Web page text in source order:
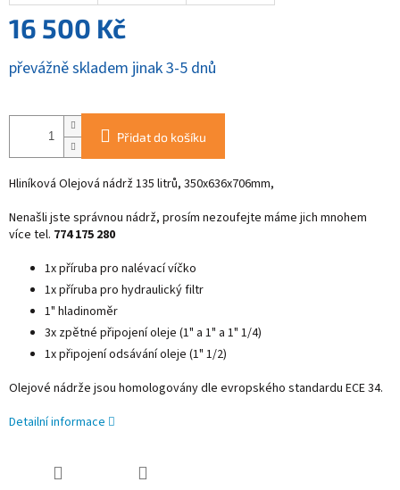
16 500 Kč
Měrná
cena:
převážně skladem jinak 3-5 dnů
Přidat do košíku
Hliníková Olejová nádrž 135 litrů, 350x636x706mm,
Nenašli jste správnou nádrž, prosím nezoufejte máme jich mnohem
více tel. 774 175 280
1x příruba pro nalévací víčko
1x příruba pro hydraulický filtr
1" hladinoměr
3x zpětné připojení oleje (1" a 1" a 1" 1/4)
1x připojení odsávání oleje (1" 1/2)
Olejové nádrže jsou homologovány dle evropského standardu ECE 34.
Detailní informace